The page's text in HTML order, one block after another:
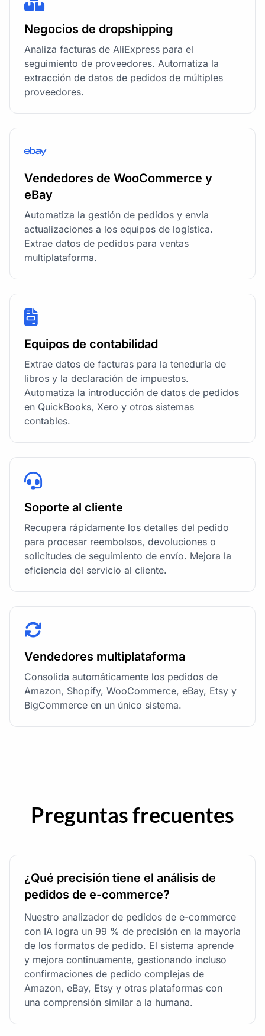
Negocios de dropshipping
Analiza facturas de AliExpress para el
seguimiento de proveedores. Automatiza la
extracción de datos de pedidos de múltiples
proveedores.
Vendedores de WooCommerce y
eBay
Automatiza la gestión de pedidos y envía
actualizaciones a los equipos de logística.
Extrae datos de pedidos para ventas
multiplataforma.
Equipos de contabilidad
Extrae datos de facturas para la teneduría de
libros y la declaración de impuestos.
Automatiza la introducción de datos de pedidos
en QuickBooks, Xero y otros sistemas
contables.
Soporte al cliente
Recupera rápidamente los detalles del pedido
para procesar reembolsos, devoluciones o
solicitudes de seguimiento de envío. Mejora la
eficiencia del servicio al cliente.
Vendedores multiplataforma
Consolida automáticamente los pedidos de
Amazon, Shopify, WooCommerce, eBay, Etsy y
BigCommerce en un único sistema.
Preguntas frecuentes
¿Qué precisión tiene el análisis de
pedidos de e-commerce?
Nuestro analizador de pedidos de e-commerce
con IA logra un 99 % de precisión en la mayoría
de los formatos de pedido. El sistema aprende
y mejora continuamente, gestionando incluso
confirmaciones de pedido complejas de
Amazon, eBay, Etsy y otras plataformas con
una comprensión similar a la humana.